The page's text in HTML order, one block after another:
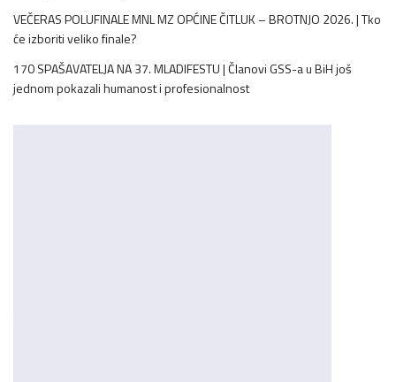
VEČERAS POLUFINALE MNL MZ OPĆINE ČITLUK – BROTNJO 2026. | Tko
će izboriti veliko finale?
170 SPAŠAVATELJA NA 37. MLADIFESTU | Članovi GSS-a u BiH još
jednom pokazali humanost i profesionalnost